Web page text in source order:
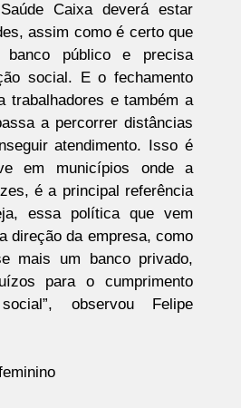
Caixa deverá estar
assim como é certo que
público e precisa
social. E o fechamento
trabalhadores e também a
a percorrer distâncias
atendimento. Isso é
em municípios onde a
é a principal referência
essa política que vem
direção da empresa, como
mais um banco privado,
para o cumprimento
observou Felipe